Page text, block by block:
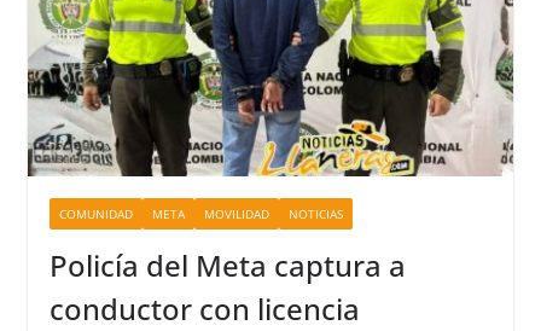
COMUNIDAD META MOVILIDAD NOTICIAS
Policía del Meta captura a
conductor con licencia